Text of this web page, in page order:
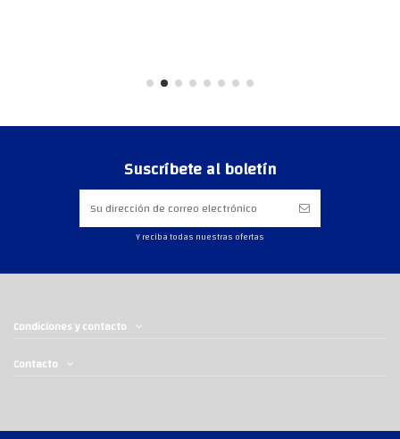
Suscríbete al boletín
Y reciba todas nuestras ofertas
Condiciones y contacto
Contacto